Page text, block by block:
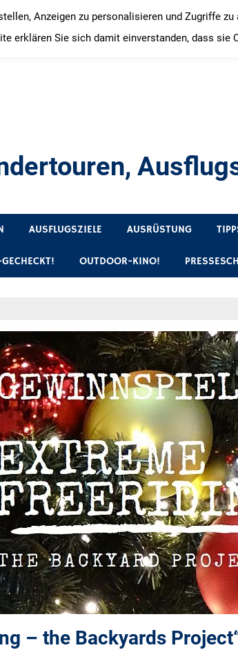
AUSFLUGSZIELE AUSRÜSTUNG
OUTDOOR-KINO!
– the Backyards
Anzeigen zu personalisieren und Zugriffe
erklären Sie sich damit einverstanden, dass sie